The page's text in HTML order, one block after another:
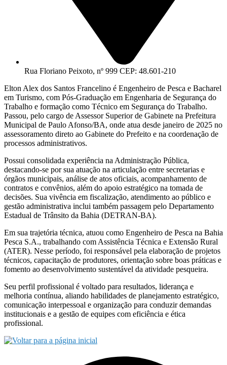
Rua Floriano Peixoto, nº 999 CEP: 48.601-210
Elton Alex dos Santos Francelino é Engenheiro de Pesca e Bacharel
em Turismo, com Pós-Graduação em Engenharia de Segurança do
Trabalho e formação como Técnico em Segurança do Trabalho.
Passou, pelo cargo de Assessor Superior de Gabinete na Prefeitura
Municipal de Paulo Afonso/BA, onde atua desde janeiro de 2025 no
assessoramento direto ao Gabinete do Prefeito e na coordenação de
processos administrativos.
Possui consolidada experiência na Administração Pública,
destacando-se por sua atuação na articulação entre secretarias e
órgãos municipais, análise de atos oficiais, acompanhamento de
contratos e convênios, além do apoio estratégico na tomada de
decisões. Sua vivência em fiscalização, atendimento ao público e
gestão administrativa inclui também passagem pelo Departamento
Estadual de Trânsito da Bahia (DETRAN-BA).
Em sua trajetória técnica, atuou como Engenheiro de Pesca na Bahia
Pesca S.A., trabalhando com Assistência Técnica e Extensão Rural
(ATER). Nesse período, foi responsável pela elaboração de projetos
técnicos, capacitação de produtores, orientação sobre boas práticas e
fomento ao desenvolvimento sustentável da atividade pesqueira.
Seu perfil profissional é voltado para resultados, liderança e
melhoria contínua, aliando habilidades de planejamento estratégico,
comunicação interpessoal e organização para conduzir demandas
institucionais e a gestão de equipes com eficiência e ética
profissional.